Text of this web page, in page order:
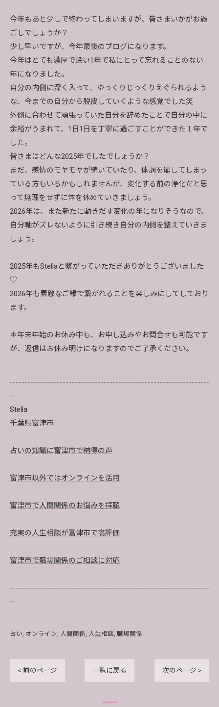
今年もあと少しで終わってしまいますが、皆さまいかがお過
ごしでしょうか？
少し早いですが、今年最後のブログになります。
今年はとても濃厚で深い1年で私にとって忘れることのない
年になりました。
自分の内側に深く入って、ゆっくりじっくりえぐられるよう
な、今までの自分から脱皮していくような感覚でした笑
外側に合わせて頑張っていた自分を辞めたことで自分の中に
余裕がうまれて、1日1日を丁寧に過ごすことができた１年で
した。
皆さまはどんな2025年でしたでしょうか？
まだ、感情のモヤモヤが続いていたり、体調を崩してしまっ
ている方もいるかもしれませんが、変化する前の浄化だと思
って無理をせずに体を休めていきましょう。
2026年は、また新たに動きだす変化の年になりそうなので、
自分軸がズレないように引き続き自分の内側を整えていきま
しょう。
2025年もStellaと繋がっていただきありがとうございました
♡
2026年も素敵なご縁で繋がれることを楽しみにしてしており
ます。
＊年末年始のお休み中も、お申し込みやお問合せも可能です
が、返信はお休み明けになりますのでご了承ください。
--------------------------------------------------------------------
--
Stella
千葉県富津市
占いの知識に富津市で納得の声
富津市以外ではオンラインを活用
富津市で人間関係のお悩みを拝聴
充実の人生相談が富津市で高評価
富津市で職場関係のご相談に対応
--------------------------------------------------------------------
--
占い オンライン 人間関係 人生相談 職場関係
< 前のページ 一覧に戻る 次のページ >